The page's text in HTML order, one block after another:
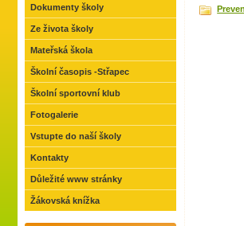
Dokumenty školy
Ze života školy
Mateřská škola
Školní časopis -Střapec
Školní sportovní klub
Fotogalerie
Vstupte do naší školy
Kontakty
Důležité www stránky
Žákovská knížka